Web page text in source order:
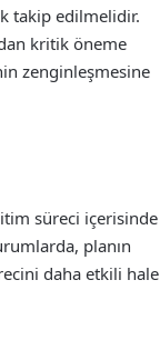
takip edilmelidir.
kritik öneme
zenginleşmesine
süreci içerisinde
planın
daha etkili hale